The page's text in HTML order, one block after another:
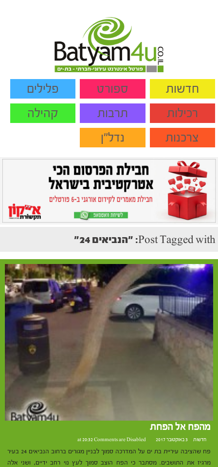
חדשות ספורט
פלילים
רכילות
תרבות
קהילה
צרכנות
נדל"ן
Post Tagged with: "הנביאים 24"
מהפח אל הפחת
חדשות 3 באוקטובר 2017 at 20:32 Comments are Disabled
פח שהציבה עיריית בת ים על המדרכה סמוך לבניין מגורים ברחוב הנביאים 24 בעיר
מרגיז את התושבים. מסתבר כי הפח הוצב סמוך לעץ נוי רחב ידיים, ושני אלה